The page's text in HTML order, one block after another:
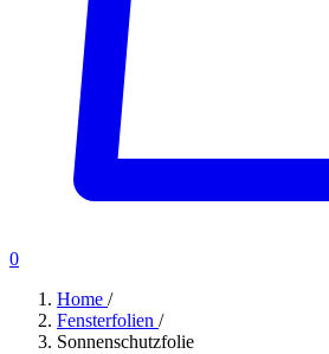
0
Home /
Fensterfolien /
Sonnenschutzfolie